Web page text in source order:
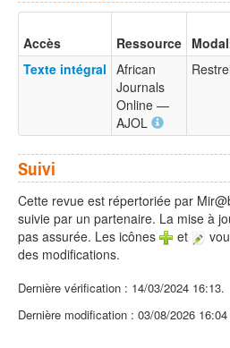
Accès Ressource
Texte intégral African
Journals
Online —
AJOL
Suivi
Cette revue est répertoriée par
suivie par un partenaire. La mise à
pas assurée. Les icônes
et
des modifications.
Dernière vérification : 14/03/2024 16:13.
Dernière modification : 03/08/2026